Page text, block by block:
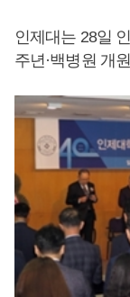
인제대는 28일
주년·백병원 개